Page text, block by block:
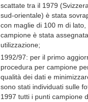
scattate tra il 1979
sud-orientale) è stata
con maglie di 100 m di
campione è stata
utilizzazione;
1992/97: per il primo
procedura per campione
qualità dei dati e
sono stati individuati sulle
1997 tutti i punti campione